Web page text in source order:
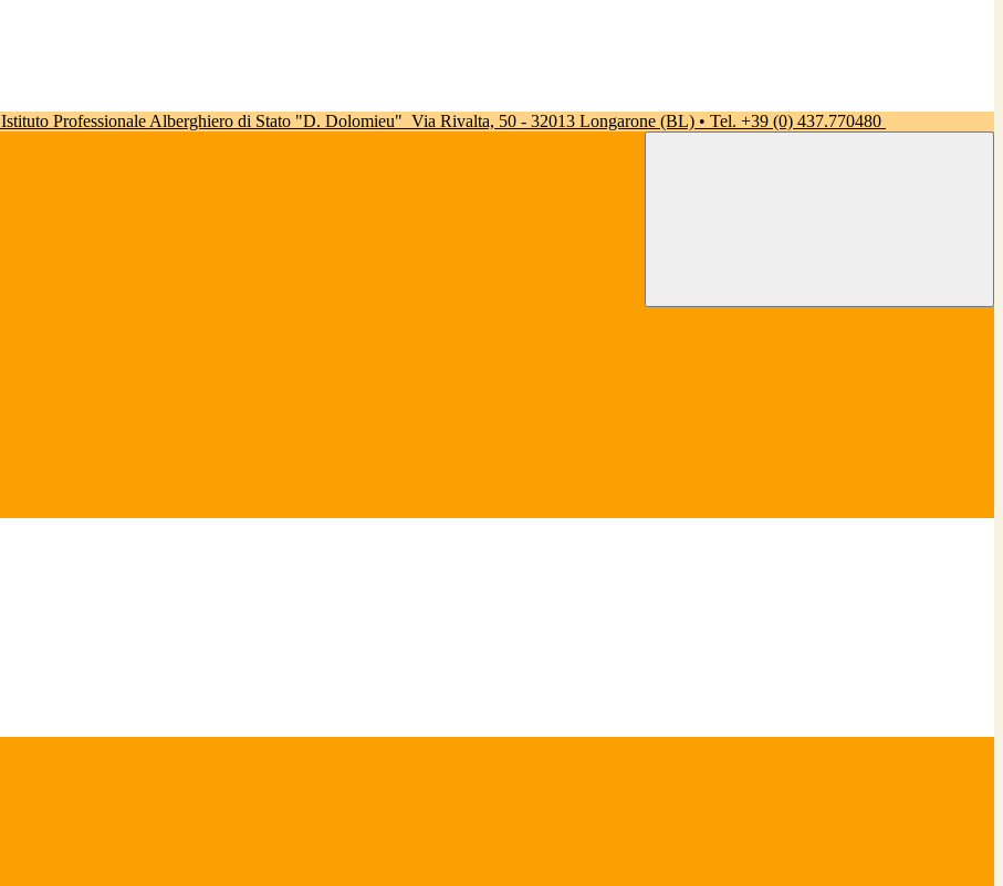
Istituto Professionale Alberghiero di Stato "D. Dolomieu" Via Rivalta, 50 - 32013 Longarone (BL) • Tel. +39 (0) 437.770480